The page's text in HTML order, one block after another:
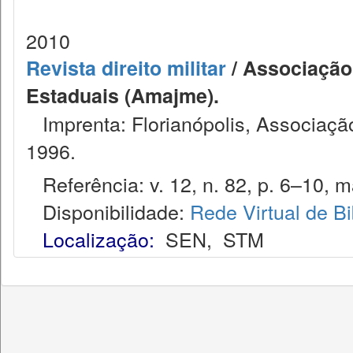
2010
Revista direito militar/
Estaduais (Amajme).
Imprenta: Florianópolis,
1996.
Referência: v. 12, n. 82, p. 6–10,
Disponibilidade: Rede Virtual de
Localização: SEN, STM